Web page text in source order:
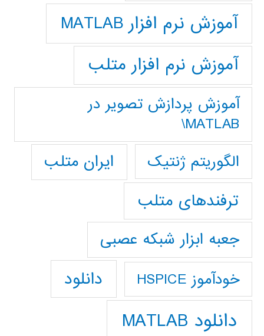
آموزش نرم افزار MATLAB
آموزش نرم افزار متلب
آموزش پردازش تصوير در
MATLAB\
الگوریتم ژنتیک
ایران متلب
ترفندهای متلب
جعبه ابزار شبکه عصبی
خودآموز HSPICE دانلود
دانلود MATLAB